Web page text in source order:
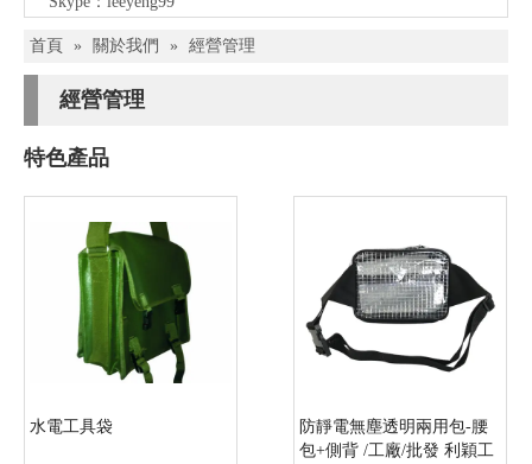
首頁 » 關於我們 » 經營管理
經營管理
特色產品
水電工具袋
防靜電無塵透明兩用包-腰
包+側背 /工廠/批發 利穎工